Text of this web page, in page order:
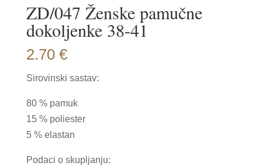
ZD/047 Ženske pamučne
dokoljenke 38-41
2.70 €
Sirovinski sastav:
80 % pamuk
15 % poliester
5 % elastan
Podaci o skupljanju: